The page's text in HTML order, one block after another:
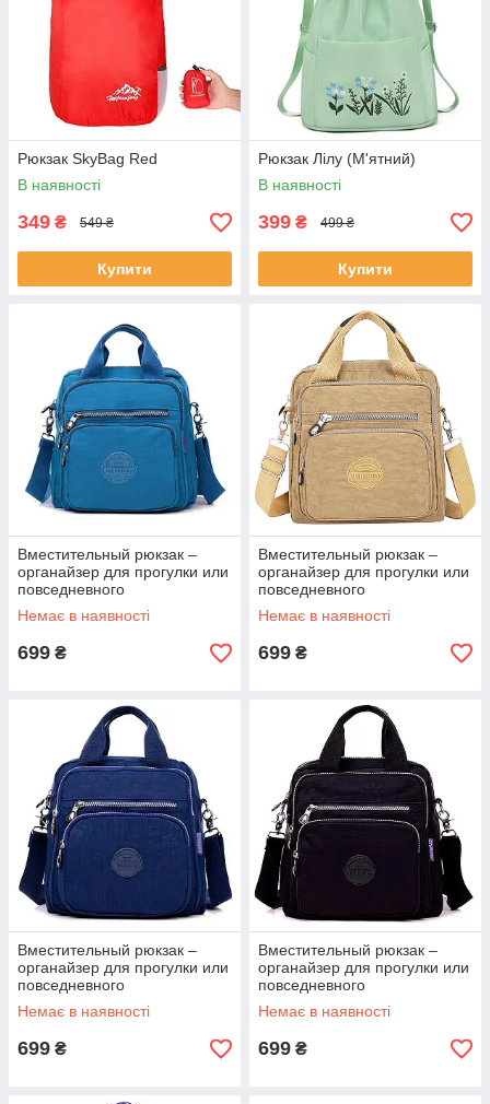
Рюкзак SkyBag Red
В наявності
349 ₴ 549 ₴
Купити
Рюкзак Лілу (М'ятний)
В наявності
399 ₴ 499 ₴
Купити
Вместительный рюкзак –
органайзер для прогулки или
повседневного
использования.
Немає в наявності
699 ₴
Вместительный рюкзак –
органайзер для прогулки или
повседневного
использования.
Немає в наявності
699 ₴
Вместительный рюкзак –
органайзер для прогулки или
повседневного
использования.
Немає в наявності
699 ₴
Вместительный рюкзак –
органайзер для прогулки или
повседневного
использования.
Немає в наявності
699 ₴